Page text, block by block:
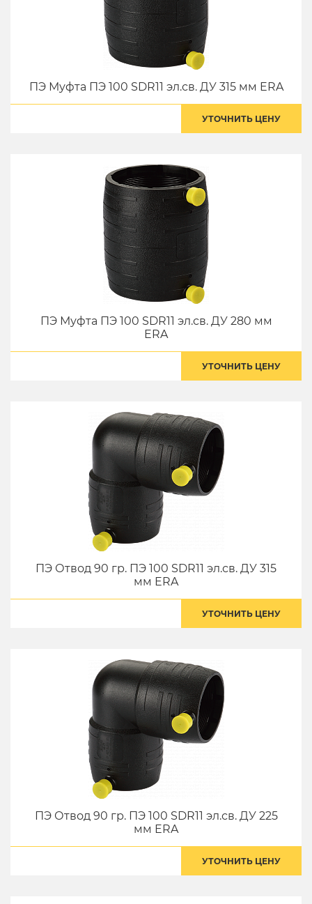
ПЭ Муфта ПЭ 100 SDR11 эл.св. ДУ 315 мм ERA
УТОЧНИТЬ ЦЕНУ
ПЭ Муфта ПЭ 100 SDR11 эл.св. ДУ 280 мм
ERA
УТОЧНИТЬ ЦЕНУ
ПЭ Отвод 90 гр. ПЭ 100 SDR11 эл.св. ДУ 315
мм ERA
УТОЧНИТЬ ЦЕНУ
ПЭ Отвод 90 гр. ПЭ 100 SDR11 эл.св. ДУ 225
мм ERA
УТОЧНИТЬ ЦЕНУ